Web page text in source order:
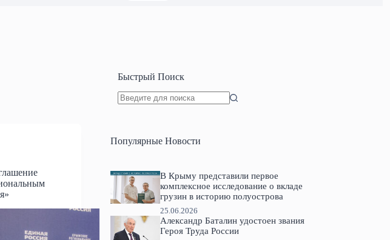
Быстрый Поиск
Популярные Новости
В Крыму представили первое
комплексное исследование о вкладе
грузин в историю полуострова
25.06.2026
Александр Баталин удостоен звания
Героя Труда России